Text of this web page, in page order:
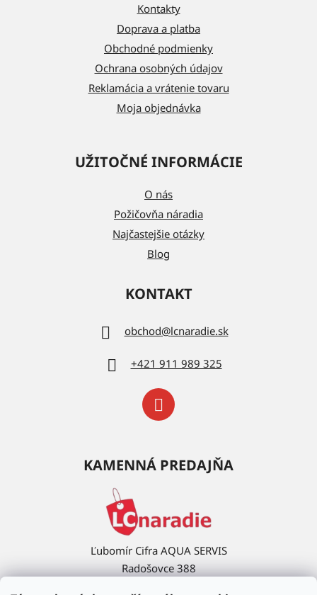
Kontakty
Doprava a platba
Obchodné podmienky
Ochrana osobných údajov
Reklamácia a vrátenie tovaru
Moja objednávka
UŽITOČNÉ INFORMÁCIE
O nás
Požičovňa náradia
Najčastejšie otázky
Blog
KONTAKT
obchod@lcnaradie.sk
+421 911 989 325
KAMENNÁ PREDAJŇA
Ľubomír Cifra AQUA SERVIS
Radošovce 388